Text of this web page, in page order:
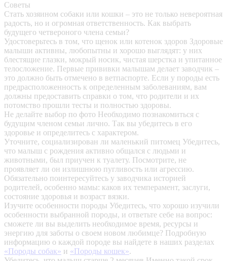
Советы
Стать хозяином собаки или кошки – это не только невероятная
радость, но и огромная ответственность. Как выбрать
будущего четвероного члена семьи?
Удостоверьтесь в том, что щенок или котенок здоров Здоровые
малыши активны, любопытны и хорошо выглядят: у них
блестящие глазки, мокрый носик, чистая шерстка и упитанное
телосложение. Первые прививки малышам делает заводчик –
это должно быть отмечено в ветпаспорте. Если у породы есть
предрасположенность к определенным заболеваниям, вам
должны предоставить справки о том, что родители и их
потомство прошли тесты и полностью здоровы.
Не делайте выбор по фото Необходимо познакомиться с
будущим членом семьи лично. Так вы убедитесь в его
здоровье и определитесь с характером.
Уточните, социализирован ли маленький питомец Убедитесь,
что малыш с рождения активно общался с людьми и
животными, был приучен к туалету. Посмотрите, не
проявляет ли он излишнюю пугливость или агрессию.
Обязательно поинтересуйтесь у заводчика историей
родителей, особенно мамы: каков их темперамент, заслуги,
состояние здоровья и возраст вязки.
Изучите особенности породы Убедитесь, что хорошо изучили
особенности выбранной породы, и ответьте себе на вопрос:
сможете ли вы выделить необходимое время, ресурсы и
энергию для заботы о своем новом любимце? Подробную
информацию о каждой породе вы найдете в наших разделах
«Породы собак» и «Породы кошек».